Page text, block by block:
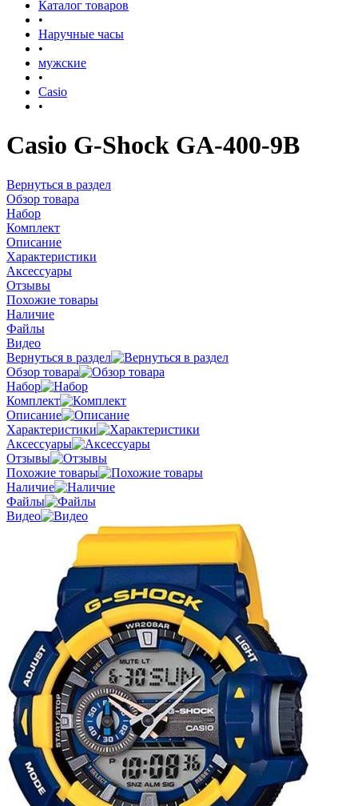
Каталог товаров
•
Наручные часы
•
мужские
•
Casio
•
Casio G-Shock GA-400-9B
Вернуться в раздел
Обзор товара
Набор
Комплект
Описание
Характеристики
Аксессуары
Отзывы
Похожие товары
Наличие
Файлы
Видео
Вернуться в раздел
Обзор товара
Набор
Комплект
Описание
Характеристики
Аксессуары
Отзывы
Похожие товары
Наличие
Файлы
Видео